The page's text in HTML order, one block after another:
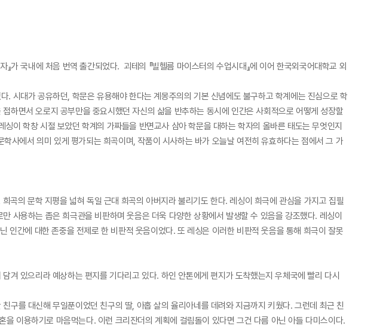
가 국내에 처음 번역 출간되었다. 괴테의 『빌헬름 마이스터의 수업시대』에 이어 한국외국어대학교 외
시대가 공유하던, 학문은 유용해야 한다는 계몽주의의 기본 신념에도 불구하고 학계에는 진심으로 학
하면서 오로지 공부만을 중요시했던 자신의 삶을 반추하는 동시에 인간은 사회적으로 어떻게 성장할
이 학창 시절 보았던 학계의 가짜들을 반면교사 삼아 학문을 대하는 학자의 올바른 태도는 무엇인지
사에서 의미 있게 평가되는 희곡이며, 작품이 시사하는 바가 오늘날 여전히 유효하다는 점에서 그 가
희곡의 문학 지평을 넓혀 독일 근대 희곡의 아버지라 불리기도 한다. 레싱이 희극에 관심을 가지고 집필
사용하는 좁은 희극관을 비판하며 웃음은 더욱 다양한 상황에서 발생할 수 있음을 강조했다. 레싱이
인간에 대한 존중을 전제로 한 비판적 웃음이었다. 또 레싱은 이러한 비판적 웃음을 통해 희극이 잘못
있으리라 예상하는 편지를 기다리고 있다. 하인 안톤에게 편지가 도착했는지 우체국에 빨리 다시
구를 대신해 무일푼이었던 친구의 딸, 아홉 살의 율리아네를 데려와 지금까지 키웠다. 그런데 최근 친
이용하기로 마음먹는다. 이런 크리잔더의 계획에 걸림돌이 있다면 그건 다름 아닌 아들 다미스이다.